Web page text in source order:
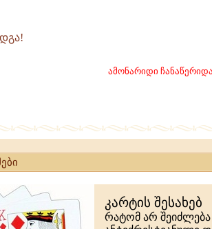
ამონარიდი
კარტის შესახებ
რატომ არ შეიძლება